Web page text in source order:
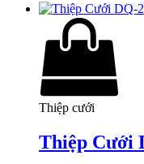
Thiệp cưới
Thiệp Cưới